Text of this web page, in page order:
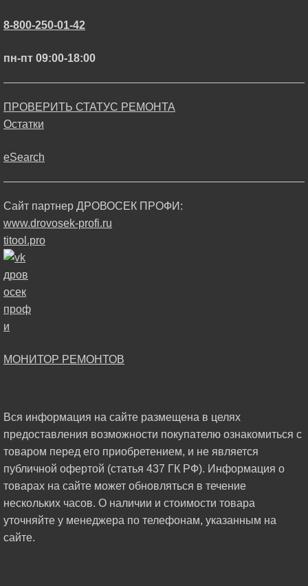
8-800-250-01-42
пн-пт 09:00-18:00
ПРОВЕРИТЬ СТАТУС РЕМОНТА
Остатки
eSearch
Сайт партнер ДРОВОСЕК ПРОФИ:
www.drovosek-profi.ru
titool.pro
МОНИТОР РЕМОНТОВ
Вся информация на сайте размещена в целях
предоставления возможности покупателю ознакомиться с
товаром перед его приобретением, и не является
публичной офертой (статья 437 ГК РФ). Информация о
товарах на сайте может обновляться в течение
нескольких часов. О наличии и стоимости товара
уточняйте у менеджера по телефонам, указанным на
сайте.